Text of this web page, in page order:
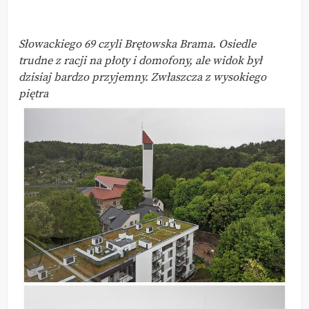
Słowackiego 69 czyli Brętowska Brama. Osiedle
trudne z racji na płoty i domofony, ale widok był
dzisiaj bardzo przyjemny. Zwłaszcza z wysokiego
piętra